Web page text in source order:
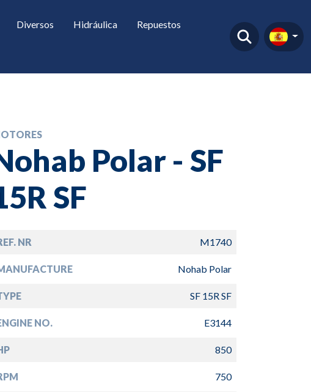
Diversos Hidráulica Repuestos
Polar - SF
SF
NR M1740
Nohab Polar
SF 15R SF
NO. E3144
850
750